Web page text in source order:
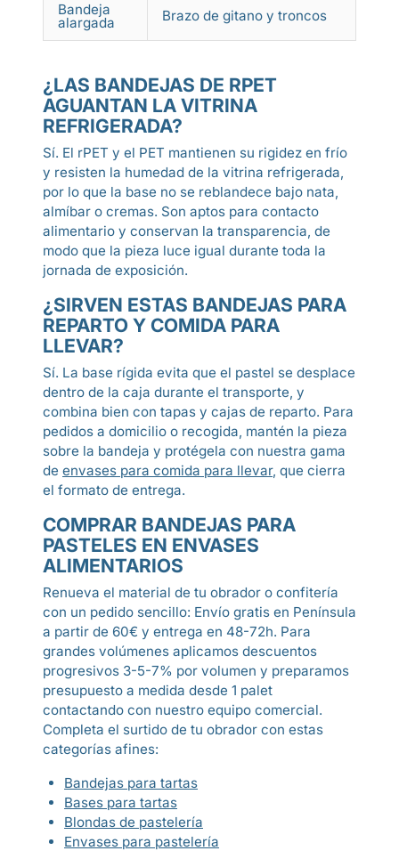
Bandeja
alargada Brazo de gitano y troncos
¿LAS BANDEJAS DE RPET
AGUANTAN LA VITRINA
REFRIGERADA?
Sí. El rPET y el PET mantienen su rigidez en frío
y resisten la humedad de la vitrina refrigerada,
por lo que la base no se reblandece bajo nata,
almíbar o cremas. Son aptos para contacto
alimentario y conservan la transparencia, de
modo que la pieza luce igual durante toda la
jornada de exposición.
¿SIRVEN ESTAS BANDEJAS PARA
REPARTO Y COMIDA PARA
LLEVAR?
Sí. La base rígida evita que el pastel se desplace
dentro de la caja durante el transporte, y
combina bien con tapas y cajas de reparto. Para
pedidos a domicilio o recogida, mantén la pieza
sobre la bandeja y protégela con nuestra gama
de envases para comida para llevar, que cierra
el formato de entrega.
COMPRAR BANDEJAS PARA
PASTELES EN ENVASES
ALIMENTARIOS
Renueva el material de tu obrador o confitería
con un pedido sencillo: Envío gratis en Península
a partir de 60€ y entrega en 48-72h. Para
grandes volúmenes aplicamos descuentos
progresivos 3-5-7% por volumen y preparamos
presupuesto a medida desde 1 palet
contactando con nuestro equipo comercial.
Completa el surtido de tu obrador con estas
categorías afines:
Bandejas para tartas
Bases para tartas
Blondas de pastelería
Envases para pastelería